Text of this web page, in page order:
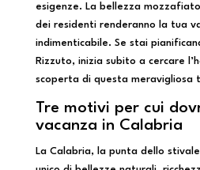
esigenze. La bellezza
dei residenti renderanno la tua
indimenticabile. Se stai
Rizzuto, inizia subito a cercare
scoperta di questa
Tre motivi per cui
vacanza in Calabria
La Calabria, la punta dello